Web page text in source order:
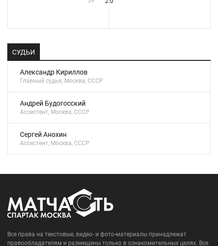
СУДЬИ
Александр Кириллов
Главный судья, Москва, СССР
Андрей Будогосский
Ассистент, Москва, СССР
Сергей Анохин
Ассистент, Москва, СССР
Все права на текстовые, видео- и фото-материалы принадлежат
правообладателям и размещены только в ознакомительных целях. Все